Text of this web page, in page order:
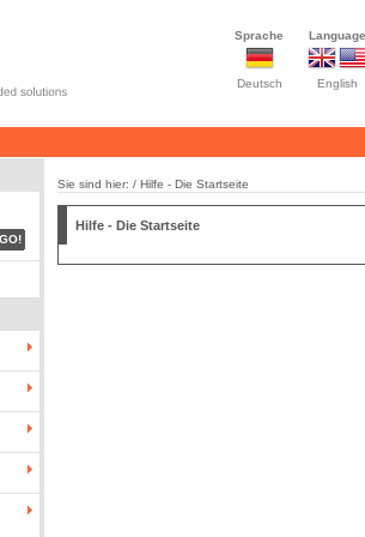
Sprache
Deutsch
Language
English
Sie sind hier: / Hilfe - Die Startseite
Hilfe - Die Startseite